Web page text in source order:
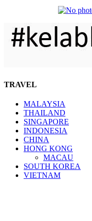
TRAVEL
MALAYSIA
THAILAND
SINGAPORE
INDONESIA
CHINA
HONG KONG
MACAU
SOUTH KOREA
VIETNAM